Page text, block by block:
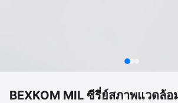
BEXKOM MIL ซีรี่ย์สภาพแวดล้